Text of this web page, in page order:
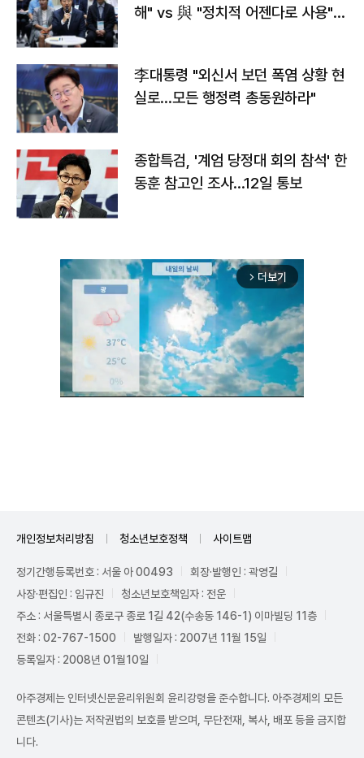
해" vs 與 "정치적 어젠다로 사용"
李대통령 "외신서 보던 폭염 상황 현
실로…모든 행정력 총동원하라"
종합특검, '계엄 당정대 회의 참석' 한
동훈 참고인 조사...12일 통보
arrow_forward_ios 더보기
개인정보처리방침 청소년보호정책 사이트맵
정기간행등록번호 : 서울 아 00493
회장·발행인 : 곽영길
사장·편집인 : 임규진
청소년보호책임자 : 전운
주소 : 서울특별시 종로구 종로 1길 42(수송동 146-1) 이마빌딩 11층
전화 : 02-767-1500
발행일자 : 2007년 11월 15일
등록일자 : 2008년 01월10일
아주경제는 인터넷신문윤리위원회 윤리강령을 준수합니다. 아주경제의 모든
콘텐츠(기사)는 저작권법의 보호를 받으며, 무단전재, 복사, 배포 등을 금지합
니다.